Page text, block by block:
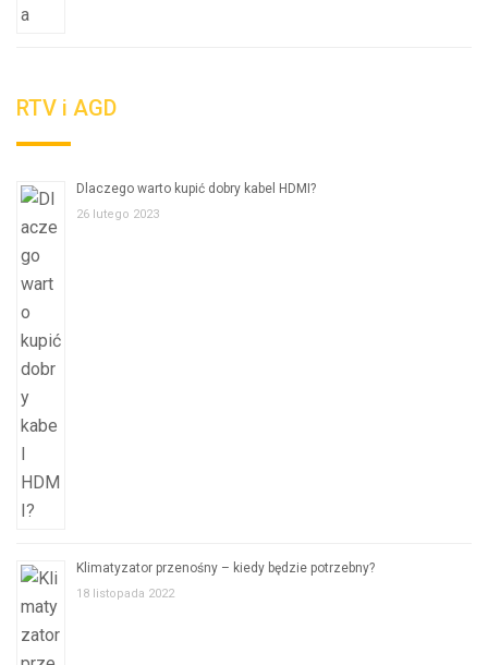
RTV i AGD
Dlaczego warto kupić dobry kabel HDMI?
26 lutego 2023
Klimatyzator przenośny – kiedy będzie potrzebny?
18 listopada 2022